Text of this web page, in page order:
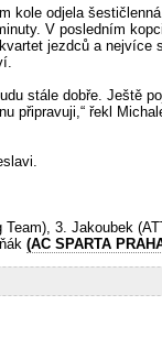
kole odjela
V posledním
jezdců a nejvíce
stále dobře. Ještě
připravuji,“ řekl
3. Jakoubek
(AC SPARTA